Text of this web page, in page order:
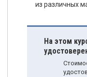
из различных
На этом